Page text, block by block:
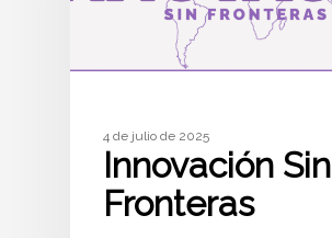
4 de julio de 2025
Innovación Sin
Fronteras